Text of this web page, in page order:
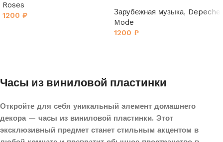
Roses
1200 ₽ Зарубежная музыка, Depeche
Mode
1200 ₽
Часы из виниловой пластинки
Откройте для себя уникальный элемент домашнего
декора — часы из виниловой пластинки. Этот
эксклюзивный предмет станет стильным акцентом в